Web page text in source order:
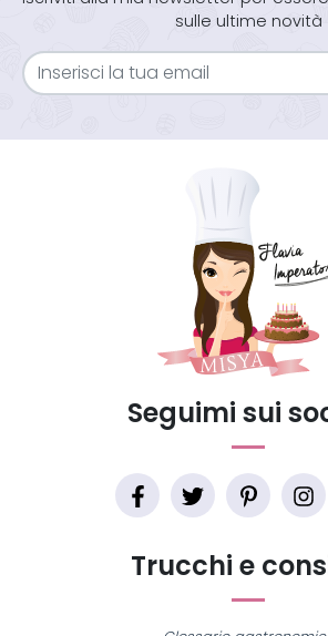
sulle ultime novità
Trucchi e
Seguimi sui